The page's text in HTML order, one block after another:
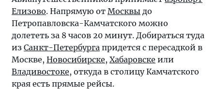
Елизово. Напрямую от Москвы до
Петропавловска-Камчатского можно
долететь за 8 часов 20 минут. Добираться туда
из Санкт-Петербурга придется с пересадкой в
Москве, Новосибирске, Хабаровске или
Владивостоке, откуда в столицу Камчатского
края есть прямые рейсы.